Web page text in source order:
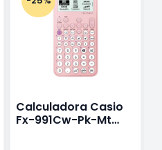
Calculadora Casio
Fx-991Cw-Pk-Mt